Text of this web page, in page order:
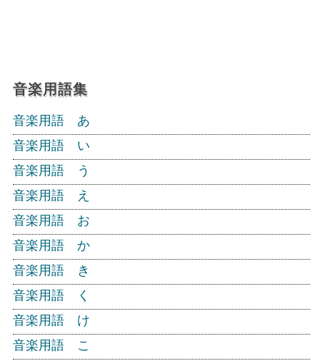
音楽用語集
音楽用語 あ
音楽用語 い
音楽用語 う
音楽用語 え
音楽用語 お
音楽用語 か
音楽用語 き
音楽用語 く
音楽用語 け
音楽用語 こ